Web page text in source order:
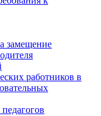
замещение
работников в